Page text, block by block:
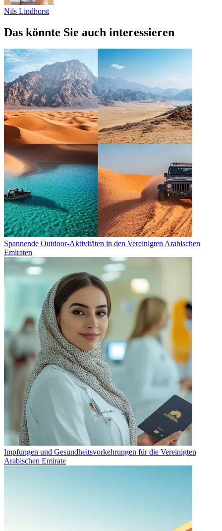
Nils Lindhorst
Das könnte Sie auch interessieren
Spannende Outdoor-Aktivitäten in den Vereinigten Arabischen
Emiraten
Impfungen und Gesundheitsvorkehrungen für die Vereinigten
Arabischen Emirate